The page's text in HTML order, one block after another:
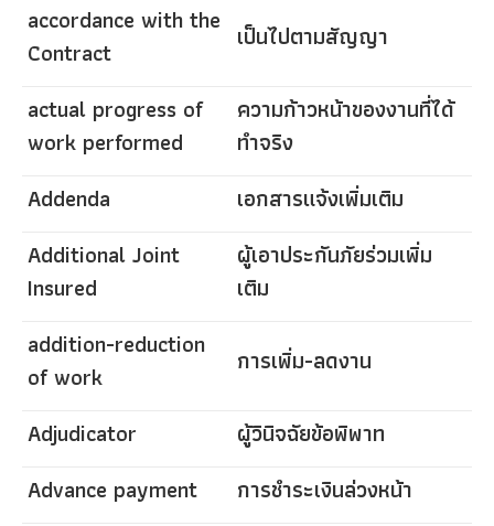
accordance with the
Contract
เป็นไปตามสัญญา
actual progress of
work performed
ความก้าวหน้าของงานที่ได้
ทำจริง
Addenda
เอกสารแจ้งเพิ่มเติม
Additional Joint
Insured
ผู้เอาประกันภัยร่วมเพิ่ม
เติม
addition-reduction
of work
การเพิ่ม-ลดงาน
Adjudicator
ผู้วินิจฉัยข้อพิพาท
Advance payment
การชำระเงินล่วงหน้า